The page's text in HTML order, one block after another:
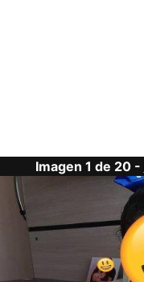
Imagen 1 de 20 -